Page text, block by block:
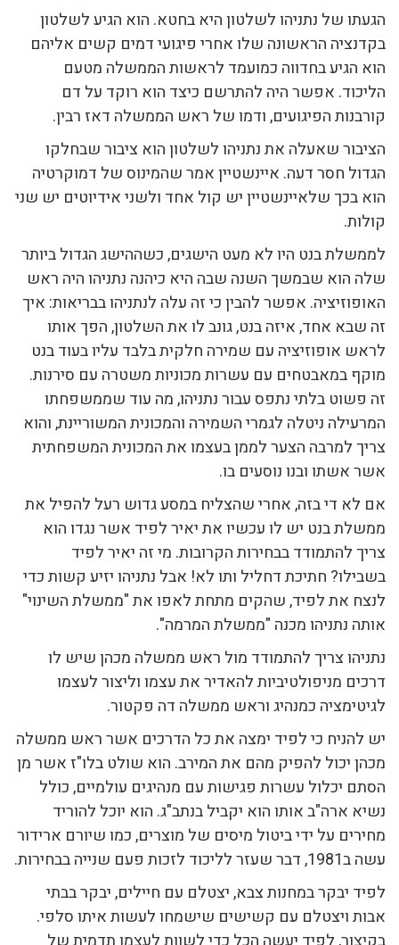
הגעתו של נתניהו לשלטון היא בחטא. הוא הגיע לשלטון
בקדנציה הראשונה שלו אחרי פיגועי דמים קשים אליהם
הוא הגיע בחדווה כמועמד לראשות הממשלה מטעם
הליכוד. אפשר היה להתרשם כיצד הוא רוקד על דם
קורבנות הפיגועים, ודמו של ראש הממשלה דאז רבין.
הציבור שאעלה את נתניהו לשלטון הוא ציבור שבחלקו
הגדול חסר דעה. איינשטיין אמר שהמינוס של דמוקרטיה
הוא בכך שלאיינשטיין יש קול אחד ולשני אידיוטים יש שני
קולות.
לממשלת בנט היו לא מעט הישגים, כשההישג הגדול ביותר
שלה הוא שבמשך השנה שבה היא כיהנה נתניהו היה ראש
האופוזיציה. אפשר להבין כי זה עלה לנתניהו בבריאות: איך
זה שבא אחד, איזה בנט, גונב לו את השלטון, הפך אותו
לראש אופוזיציה עם שמירה חלקית בלבד עליו בעוד בנט
מוקף במאבטחים עם עשרות מכוניות משטרה עם סירנות.
זה פשוט בלתי נתפס עבור נתניהו, מה עוד שממשפחתו
המרעילה ניטלה לגמרי השמירה והמכונית המשוריינת, והוא
צריך למרבה הצער לממן בעצמו את המכונית המשפחתית
אשר אשתו ובנו נוסעים בו.
אם לא די בזה, אחרי שהצליח במסע גדוש רעל להפיל את
ממשלת בנט יש לו עכשיו את יאיר לפיד אשר נגדו הוא
צריך להתמודד בבחירות הקרובות. מי זה יאיר לפיד
בשבילו? חתיכת דחליל ותו לא! אבל נתניהו יזיע קשות כדי
לנצח את לפיד, שהקים מתחת לאפו את "ממשלת השינוי"
אותה נתניהו מכנה "ממשלת המרמה".
נתניהו צריך להתמודד מול ראש ממשלה מכהן שיש לו
דרכים מניפולטיביות להאדיר את עצמו וליצור לעצמו
לגיטימציה כמנהיג וראש ממשלה דה פקטור.
יש להניח כי לפיד ימצה את כל הדרכים אשר ראש ממשלה
מכהן יכול להפיק מהם את המירב. הוא שולט בלו"ז אשר מן
הסתם יכלול עשרות פגישות עם מנהיגים עולמיים, כולל
נשיא ארה"ב אותו הוא יקביל בנתב"ג. הוא יוכל להוריד
מחירים על ידי ביטול מיסים של מוצרים, כמו שיורם ארידור
עשה ב1981, דבר שעזר לליכוד לזכות פעם שנייה בבחירות.
לפיד יבקר במחנות צבא, יצטלם עם חיילים, יבקר בבתי
אבות ויצטלם עם קשישים שישמחו לעשות איתו סלפי.